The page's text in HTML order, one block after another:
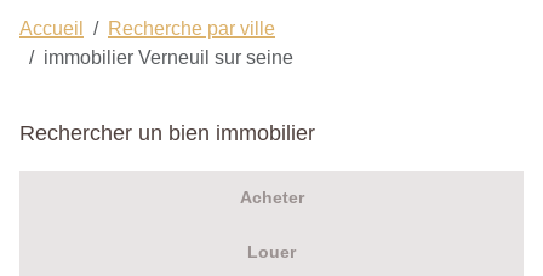
Accueil
Recherche par ville
immobilier Verneuil sur seine
Rechercher un bien immobilier
Acheter
Louer